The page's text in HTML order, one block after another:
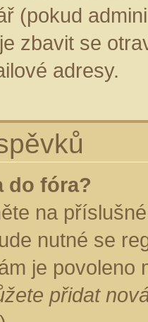
(pokud
zbavit se
adresy.
do fóra?
na
nutné se
je
přidat